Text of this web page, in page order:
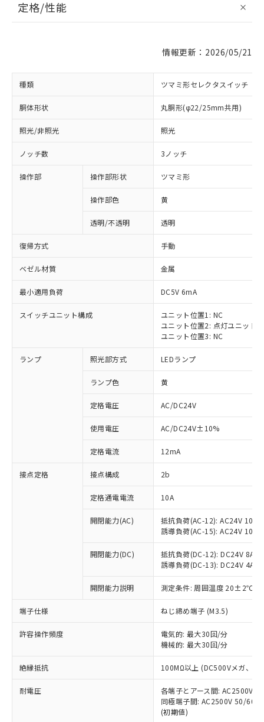
定格/性能
情報更新：2026/05/21
種類 ツマミ形セレクタスイッチ
胴体形状 丸胴形(φ22/25mm共用)
照光/非照光 照光
ノッチ数 3ノッチ
操作部 操作部形状 ツマミ形
操作部色 黄
透明/不透明 透明
復帰方式 手動
ベゼル材質 金属
最小適用負荷 DC5V 6mA
スイッチユニット構成
ユニット位置1: NC
ユニット位置2: 点灯ユニット
ユニット位置3: NC
ランプ 照光部方式 LEDランプ
ランプ色 黄
定格電圧 AC/DC24V
使用電圧 AC/DC24V±10%
定格電流 12mA
接点定格 接点構成 2b
定格通電電流 10A
開閉能力(AC)
抵抗負荷(AC-12): AC24V 10A/
誘導負荷(AC-15): AC24V
開閉能力(DC)
抵抗負荷(DC-12): DC24V 8A/
誘導負荷(DC-13): DC24V 4A/
開閉能力説明 測定条件: 周囲温度 20±2℃、
端子仕様 ねじ締め端子 (M3.5)
許容操作頻度
電気的: 最大30回/分
機械的: 最大30回/分
絶縁抵抗 100MΩ以上 (DC500Vメガ、点
耐電圧
各端子とアース間: AC2500V
同極端子間: AC2500V 50/
(初期値)
ご利用条件
以下の条件をお読みいただき、同意のうえ
ご利用ください。
本サービスは、当社制御機器事業取扱
商品の当社在庫状況および標準価格
(税抜)を提供させていただくもので
当社制御機器事業取扱商品の中には、
本サービスの対象外となる商品もある
ことをご了承ください。
在庫状況および標準価格照会結果は、
記載している更新日時点での社内デー
タに基づき作成されるものであり、閲
覧された時点での実際の在庫および標
準価格とは異なる場合があることをご
※1 対応状況
対応済み：EU RoHS指令（10物質）の
非含有に対応した製品が提供可能な商品で
す。
対応予定：EU RoHS指令（10物質）の非含
有に対応した製品に切り替える予定のある
対応予定なし：EU RoHS指令（10物質）の
非含有に非対応の商品で、対応品を出す予
定はありません。
調査・確認中：EU RoHS指令（10物質）の
非含有の対応状況を調査中または確認中の
非該当品：ライセンス料など無形物で、有
害物質有無と関係のない商品です。
仕入先様の事情により、非含有部品として
いたものが、含有品と判明した場合などや
むを得ず変更することがあります。
六価クロム(Cr(Ⅵ)) 1000ppm以下、ポリ臭化ビフェニル
類(PBB) 1000ppm以下、ポリ臭化ジフェニルエーテル類
「○」：最大均質材料含有率が中国RoHSの
基準値以下であることを示します。
「×」：最大均質材料含有率が中国RoHSの
基準値を超えていることを示します。
「－」：未確認です。当社販売部門へお問
*中国RoHS10物質の基準値 (GB/T26572)：
Pb(鉛) :1000ppm、 Hg(水銀) : 1000ppm、 Cd(カドミウ
Cr(Ⅵ)(六価クロム) : 1000ppm、 PBBs(ポリ臭化ビフェ
当社は、これら貴社製品のうち、外国
為替および外国貿易法に定める商品
（以下｢規制貨物等」という）を輸出
または国外への提供する場合は、日本
国政府の輸出許可(または役務取引許
可)を取得するなどの必要な手続きを